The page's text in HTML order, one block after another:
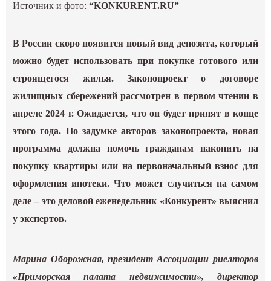
Источник и фото:“KONKURENT.RU”
В России скоро появится новый вид депозита, который
можно будет использовать при покупке готового или
строящегося жилья. Законопроект о договоре
жилищных сбережений рассмотрен в первом чтении в
апреле 2024 г. Ожидается, что он будет принят в конце
этого года. По задумке авторов законопроекта, новая
программа должна помочь гражданам накопить на
покупку квартиры или на первоначальный взнос для
оформления ипотеки. Что может случиться на самом
деле – это деловой еженедельник «Конкурент» выяснил
у экспертов.
Марина Оборожная, президент Ассоциации риелторов
«Приморская палата недвижимости», директор